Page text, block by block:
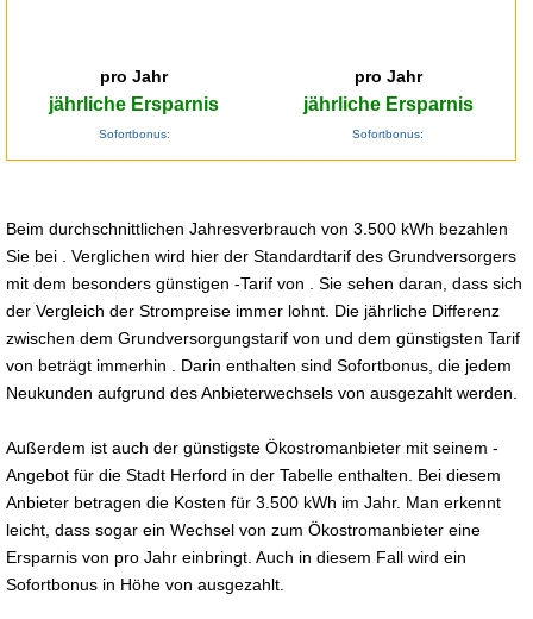
pro Jahr
jährliche Ersparnis
Sofortbonus:
pro Jahr
jährliche Ersparnis
Sofortbonus:
Beim durchschnittlichen Jahresverbrauch von 3.500 kWh bezahlen
Sie bei . Verglichen wird hier der Standardtarif des Grundversorgers
mit dem besonders günstigen -Tarif von . Sie sehen daran, dass sich
der Vergleich der Strompreise immer lohnt. Die jährliche Differenz
zwischen dem Grundversorgungstarif von und dem günstigsten Tarif
von beträgt immerhin . Darin enthalten sind Sofortbonus, die jedem
Neukunden aufgrund des Anbieterwechsels von ausgezahlt werden.
Außerdem ist auch der günstigste Ökostromanbieter mit seinem -
Angebot für die Stadt Herford in der Tabelle enthalten. Bei diesem
Anbieter betragen die Kosten für 3.500 kWh im Jahr. Man erkennt
leicht, dass sogar ein Wechsel von zum Ökostromanbieter eine
Ersparnis von pro Jahr einbringt. Auch in diesem Fall wird ein
Sofortbonus in Höhe von ausgezahlt.